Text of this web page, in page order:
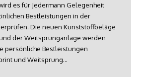
es für Jedermann Gelegenheit
Bestleistungen in der
Die neuen Kunststoffbeläge
und der Weitsprunganlage werden
persönliche Bestleistungen
und Weitsprung…